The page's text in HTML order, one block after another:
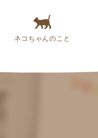
ネコちゃんのこと